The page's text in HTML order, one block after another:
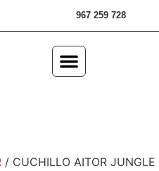
967 259 728
/ CUCHILLO AITOR JUNGLE